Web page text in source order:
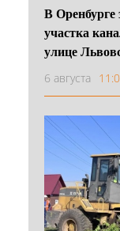
В
участка
улице
6 августа